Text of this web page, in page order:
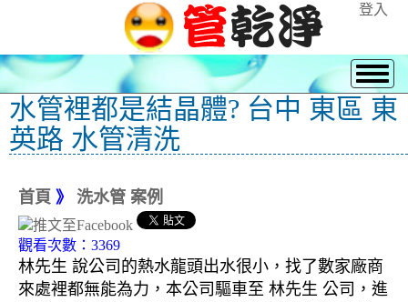
登入
水管裡都是結晶體? 台中 東區 東
英路 水管清洗
首頁 》 洗水管 案例
觀看次數：3369
林先生 說公司的熱水龍頭出水很小，找了數家廠商
來處裡都無能為力，本公司驅車至 林先生 公司，進